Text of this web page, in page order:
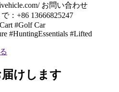
お問い合わせ
：+86 13666825247
#Golf Car
#HuntingEssentials #Lifted
けします